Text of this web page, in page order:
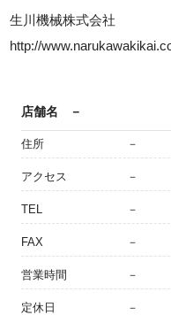
生川機械株式会社
http://
店舗名 －
住所 －
アクセス －
TEL －
FAX －
営業時間 －
定休日 －